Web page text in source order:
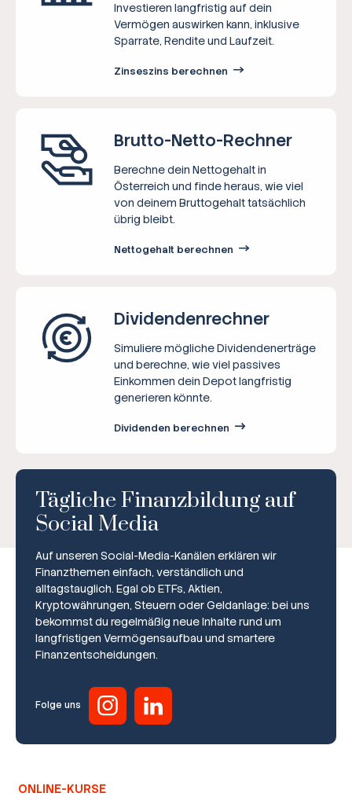
Broker-Vergleich
Ratgeber
Investieren langfristig auf dein
Vermögen auswirken kann, inklusive
Sparrate, Rendite und Laufzeit.
Zinseszins berechnen
Brutto-Netto-­Rechner
Berechne dein Nettogehalt in
Österreich und finde heraus, wie viel
von deinem Bruttogehalt tatsächlich
übrig bleibt.
Nettogehalt berechnen
Dividenden­rechner
Simuliere mögliche Dividendenerträge
und berechne, wie viel passives
Einkommen dein Depot langfristig
generieren könnte.
Dividenden berechnen
Tägliche Finanzbildung auf
Social Media
Auf unseren Social-Media-Kanälen erklären wir
Finanzthemen einfach, verständlich und
alltagstauglich. Egal ob ETFs, Aktien,
Kryptowährungen, Steuern oder Geldanlage: bei uns
bekommst du regelmäßig neue Inhalte rund um
langfristigen Vermögensaufbau und smartere
Finanzentscheidungen.
Folge uns
ONLINE-KURSE